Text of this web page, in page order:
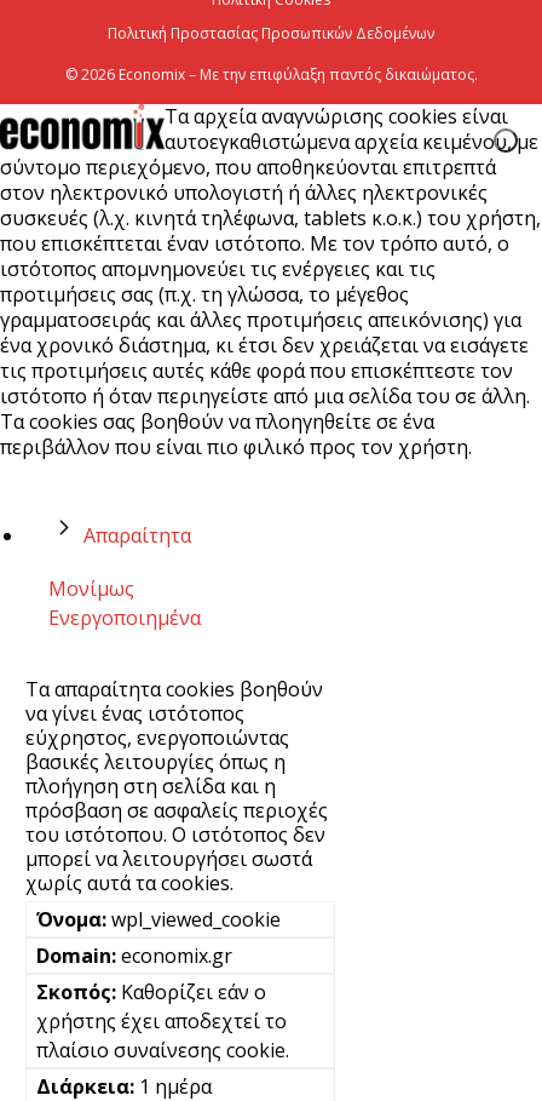
Πολιτική Προστασίας Προσωπικών Δεδομένων
© 2026 Economix – Με την επιφύλαξη παντός δικαιώματος.
Τα αρχεία αναγνώρισης cookies είναι
αυτοεγκαθιστώμενα αρχεία κειμένου, με
σύντομο περιεχόμενο, που αποθηκεύονται επιτρεπτά
στον ηλεκτρονικό υπολογιστή ή άλλες ηλεκτρονικές
συσκευές (λ.χ. κινητά τηλέφωνα, tablets κ.ο.κ.) του χρήστη,
που επισκέπτεται έναν ιστότοπο. Με τον τρόπο αυτό, ο
ιστότοπος απομνημονεύει τις ενέργειες και τις
προτιμήσεις σας (π.χ. τη γλώσσα, το μέγεθος
γραμματοσειράς και άλλες προτιμήσεις απεικόνισης) για
ένα χρονικό διάστημα, κι έτσι δεν χρειάζεται να εισάγετε
τις προτιμήσεις αυτές κάθε φορά που επισκέπτεστε τον
ιστότοπο ή όταν περιηγείστε από μια σελίδα του σε άλλη.
Τα cookies σας βοηθούν να πλοηγηθείτε σε ένα
περιβάλλον που είναι πιο φιλικό προς τον χρήστη.
Απαραίτητα
Μονίμως
Ενεργοποιημένα
Τα απαραίτητα cookies βοηθούν
να γίνει ένας ιστότοπος
εύχρηστος, ενεργοποιώντας
βασικές λειτουργίες όπως η
πλοήγηση στη σελίδα και η
πρόσβαση σε ασφαλείς περιοχές
του ιστότοπου. Ο ιστότοπος δεν
μπορεί να λειτουργήσει σωστά
χωρίς αυτά τα cookies.
wpl_viewed_cookie
economix.gr
Καθορίζει εάν ο
χρήστης έχει αποδεχτεί το
πλαίσιο συναίνεσης cookie.
1 ημέρα